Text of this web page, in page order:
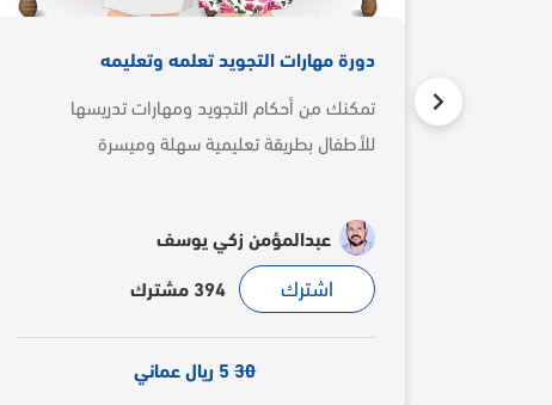
دورة مهارات التجويد تعلمه وتعليمه
تمكنك من أحكام التجويد ومهارات تدريسها
للأطفال بطريقة تعليمية سهلة وميسرة
عبدالمؤمن زكي يوسف
اشترك 394 مشترك
30 5 ريال عماني